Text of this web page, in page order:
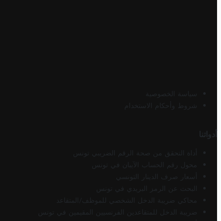
سياسة الخصوصية
شروط وأحكام الاستخدام
أدواتنا
أداة التحقق من صحة الرقم الضريبي تونس
محول رقم الحساب الآيبان في تونس
أسعار صرف الدينار التونسي
البحث عن الرمز البريدي في تونس
محاكي ضريبة الدخل الشخصي للموظف/المتقاعد
ضريبة الدخل للمتقاعدين الفرنسيين المقيمين في تونس